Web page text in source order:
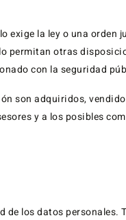
exige la ley o una orden
permitan otras
con la seguridad
son adquiridos,
y a los posibles
los datos personales.